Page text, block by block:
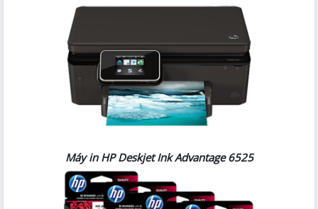
Máy in HP Deskjet Ink Advantage 6525